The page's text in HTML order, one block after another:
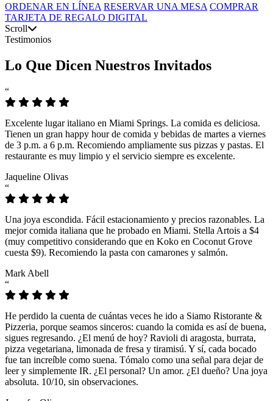
ORDENAR EN LÍNEA RESERVAR UNA MESA COMPRAR
TARJETA DE REGALO DIGITAL
Scroll
Testimonios
Lo Que Dicen Nuestros Invitados
“
Excelente lugar italiano en Miami Springs. La comida es deliciosa.
Tienen un gran happy hour de comida y bebidas de martes a viernes
de 3 p.m. a 6 p.m. Recomiendo ampliamente sus pizzas y pastas. El
restaurante es muy limpio y el servicio siempre es excelente.
Jaqueline Olivas
“
Una joya escondida. Fácil estacionamiento y precios razonables. La
mejor comida italiana que he probado en Miami. Stella Artois a $4
(muy competitivo considerando que en Koko en Coconut Grove
cuesta $9). Recomiendo la pasta con camarones y salmón.
Mark Abell
“
He perdido la cuenta de cuántas veces he ido a Siamo Ristorante &
Pizzeria, porque seamos sinceros: cuando la comida es así de buena,
sigues regresando. ¿El menú de hoy? Ravioli di aragosta, burrata,
pizza vegetariana, limonada de fresa y tiramisú. Y sí, cada bocado
fue tan increíble como suena. Tómalo como una señal para dejar de
leer y simplemente IR. ¿El personal? Un amor. ¿El dueño? Una joya
absoluta. 10/10, sin observaciones.